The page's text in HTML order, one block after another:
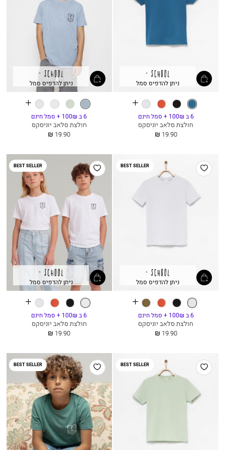
ניתן להדפיס סמל
פטרולשחור דובדבןתכלתSee
more
colours 6 ב 100₪ + סמל חינם
חולצת סלאב יוניסקס
החל
19.90 ₪
ניתן להדפיס סמל
כחול
שמים
סלדין לבן תכלתSee
more
colours 6 ב 100₪ + סמל חינם
חולצת סלאב יוניסקס
החל
19.90 ₪
BEST SELLER הוסף
למועדפים
ניתן להדפיס סמל
תכלת שחור דובדבןזית See
more
colours 6 ב 100₪ + סמל חינם
חולצת סלאב יוניסקס
החל
19.90 ₪
BEST SELLER הוסף
למועדפים
ניתן להדפיס סמל
לבן שחור דובדבןתכלתSee
more
colours 6 ב 100₪ + סמל חינם
חולצת סלאב יוניסקס
החל
19.90 ₪
BEST SELLER הוסף
למועדפים
BEST SELLER הוסף
למועדפים